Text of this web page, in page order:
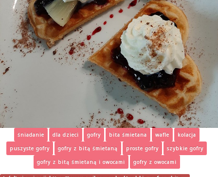
śniadanie dla dzieci gofry bita śmietana wafle
kolacja
puszyste gofry
gofry z bitą śmietaną proste gofry
szybkie gofry
gofry z bitą śmietaną i owocami
gofry z owocami